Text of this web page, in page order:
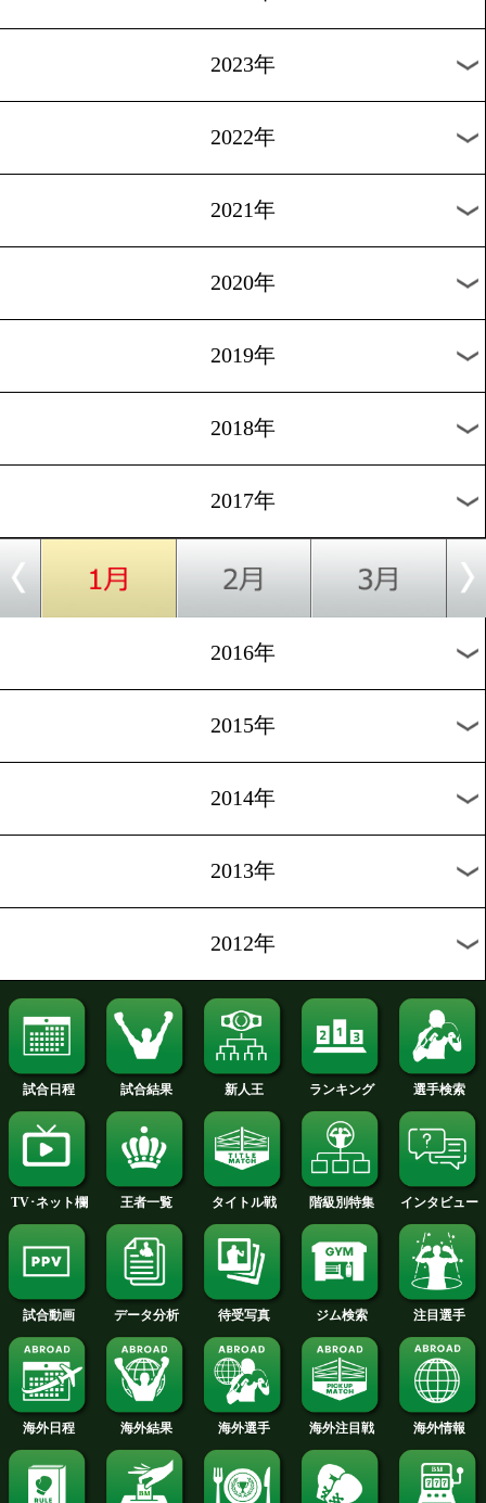
※Android端末の場合、標準ブラウザでは動画が再生できない
すべての過去動画
2026年
2025年
2023年
2021年
2020年
2018年
2017年
2016年
2015年
2014年
2013年